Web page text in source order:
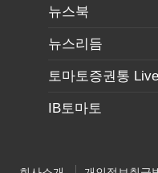
뉴스북
뉴스리듬
토마토증권통 Live
IB토마토